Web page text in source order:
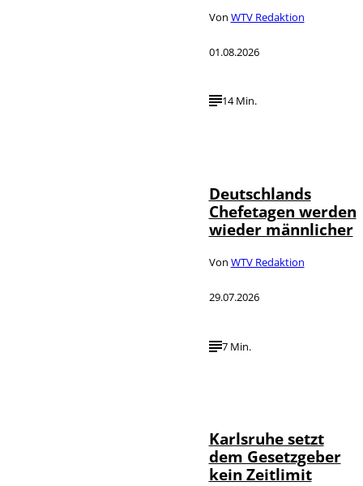
Von WTV Redaktion
01.08.2026
14 Min.
Deutschlands
Chefetagen werden
wieder männlicher
Von WTV Redaktion
29.07.2026
7 Min.
Karlsruhe setzt
dem Gesetzgeber
kein Zeitlimit